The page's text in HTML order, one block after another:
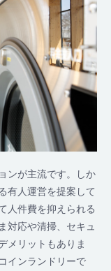
ンが主流です。しか
有人運営を提案して
人件費を抑えられる
対応や清掃、セキュ
メリットもありま
インランドリーで